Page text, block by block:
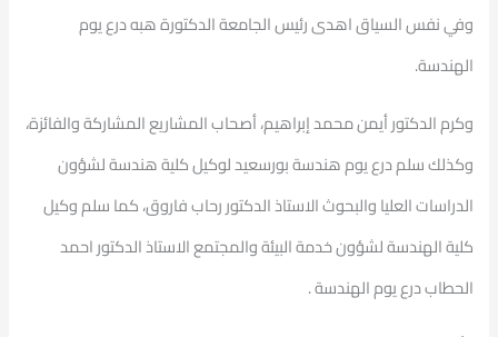
وفي نفس السياق اهدى رئيس الجامعة الدكتورة هبه درع يوم
الهندسة.
وكرم الدكتور أيمن محمد إبراهيم، أصحاب المشاريع المشاركة والفائزة،
وكذلك سلم درع يوم هندسة بورسعيد لوكيل كلية هندسة لشؤون
الدراسات العليا والبحوث الاستاذ الدكتور رحاب فاروق، كما سلم وكيل
كلية الهندسة لشؤون خدمة البيئة والمجتمع الاستاذ الدكتور احمد
الحطاب درع يوم الهندسة .